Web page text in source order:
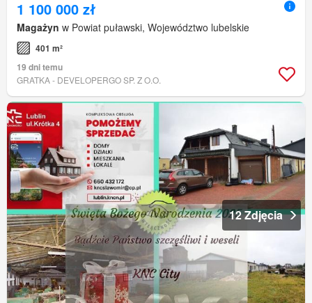
1 100 000 zł
Magażyn w Powiat puławski, Województwo lubelskie
401 m²
19 dni temu
GRATKA - DEVELOPERGO SP. Z O.O.
12 Zdjęcia